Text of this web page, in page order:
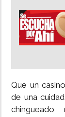
Que un
de una